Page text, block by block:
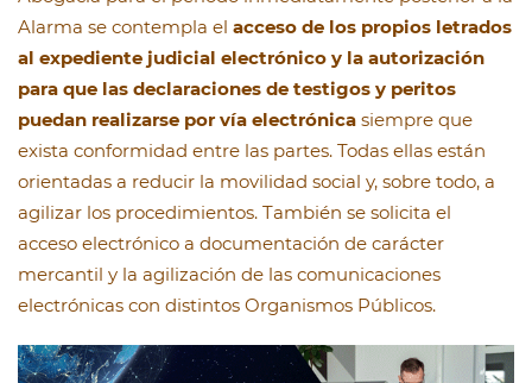
Alarma se contempla el acceso de los propios letrados
al expediente judicial electrónico y la autorización
para que las declaraciones de testigos y peritos
puedan realizarse por vía electrónica siempre que
exista conformidad entre las partes. Todas ellas están
orientadas a reducir la movilidad social y, sobre todo, a
agilizar los procedimientos. También se solicita el
acceso electrónico a documentación de carácter
mercantil y la agilización de las comunicaciones
electrónicas con distintos Organismos Públicos.